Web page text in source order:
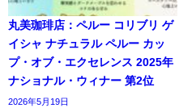
丸美珈琲店：ペルー コリブリ ゲ
イシャ ナチュラル ペルー カッ
プ・オブ・エクセレンス 2025年
ナショナル・ウィナー 第2位
2026年5月19日